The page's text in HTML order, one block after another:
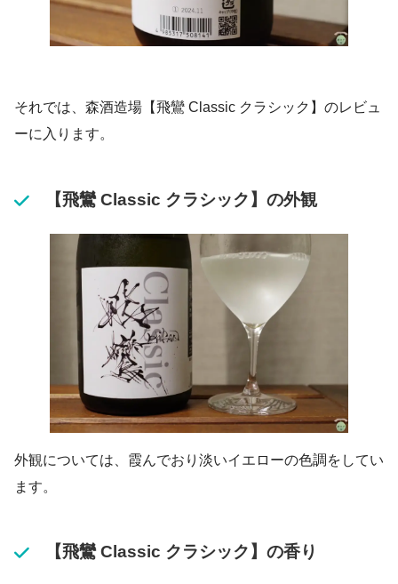
それでは、森酒造場【飛鸞 Classic クラシック】のレビュ
ーに入ります。
【飛鸞 Classic クラシック】の外観
外観については、霞んでおり淡いイエローの色調をしてい
ます。
【飛鸞 Classic クラシック】の香り